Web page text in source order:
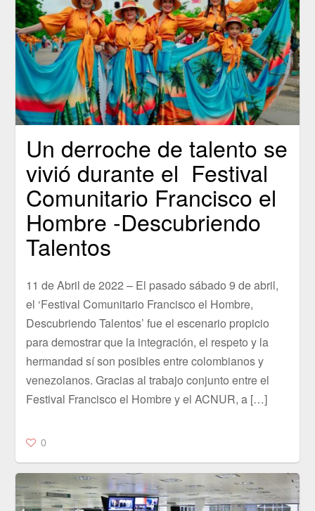
Un derroche de talento se
vivió durante el Festival
Comunitario Francisco el
Hombre -Descubriendo
Talentos
11 de Abril de 2022 – El pasado sábado 9 de abril,
el ‘Festival Comunitario Francisco el Hombre,
Descubriendo Talentos’ fue el escenario propicio
para demostrar que la integración, el respeto y la
hermandad sí son posibles entre colombianos y
venezolanos. Gracias al trabajo conjunto entre el
Festival Francisco el Hombre y el ACNUR, a […]
0